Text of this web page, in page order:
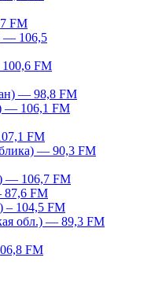
FM
— 106,5
FM
— 98,8 FM
— 106,1 FM
FM
— 90,3 FM
— 106,7 FM
87,6 FM
– 104,5 FM
обл.) — 89,3 FM
FM